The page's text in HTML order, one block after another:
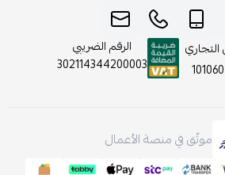
الرقم الضريبي
302114344200003
موثّق في منصة الأعمال